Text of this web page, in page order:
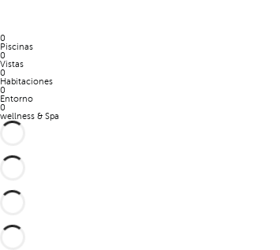
0
Piscinas
0
Vistas
0
Habitaciones
0
Entorno
0
wellness & Spa